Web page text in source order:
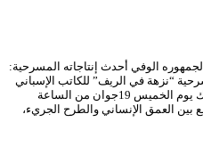
الوفي أحدث إنتاجاته المسرحية:
“نزهة في الريف” للكاتب الإسباني
فرناندو أرابال اخراج: براهيم بركاتي و ذلك يوم الخميس 19جوان من الساعة
العمق الإنساني والطرح الجريء،